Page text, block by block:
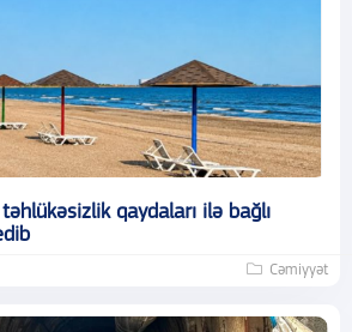
qaydaları ilə bağlı
Cəmiyyət